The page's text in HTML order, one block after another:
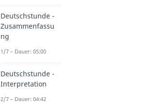
Deutschstunde -
Zusammenfassu
ng
1/7 – Dauer: 05:00
Deutschstunde -
Interpretation
2/7 – Dauer: 04:42